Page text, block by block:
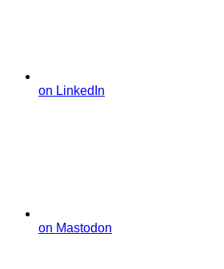
on LinkedIn
on Mastodon